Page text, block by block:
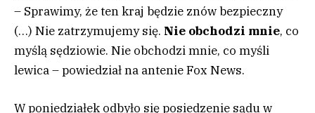
– Sprawimy, że ten kraj będzie znów bezpieczny
(…) Nie zatrzymujemy się. Nie obchodzi mnie, co
myślą sędziowie. Nie obchodzi mnie, co myśli
lewica – powiedział na antenie Fox News.
W poniedziałek odbyło się posiedzenie sądu w